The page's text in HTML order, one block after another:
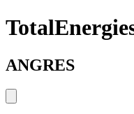
ANGRES